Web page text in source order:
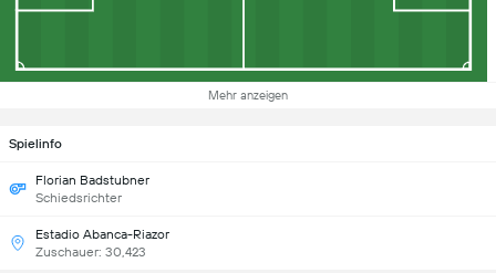
Mehr anzeigen
Spielinfo
Florian Badstubner
Schiedsrichter
Estadio Abanca-Riazor
Zuschauer: 30,423